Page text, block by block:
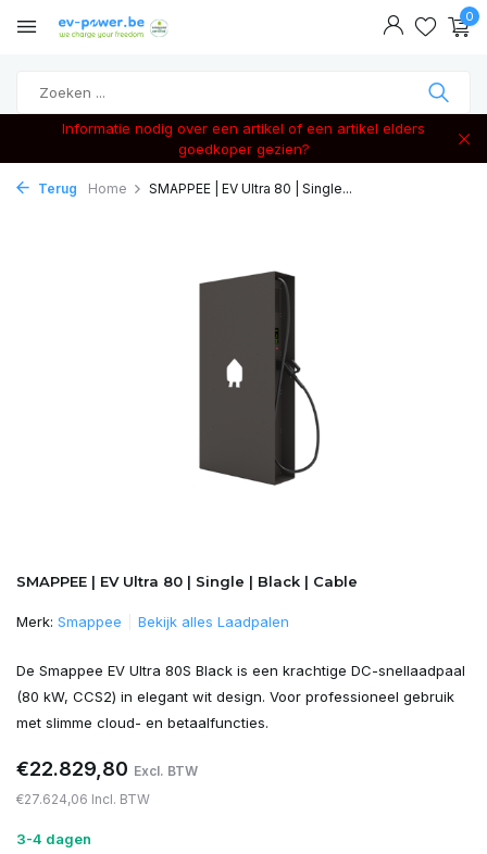
0
Informatie nodig over een artikel of een artikel elders
goedkoper gezien?
Terug Home SMAPPEE | EV Ultra 80 | Single...
SMAPPEE | EV Ultra 80 | Single | Black | Cable
Merk: Smappee Bekijk alles Laadpalen
De Smappee EV Ultra 80S Black is een krachtige DC-snellaadpaal
(80 kW, CCS2) in elegant wit design. Voor professioneel gebruik
met slimme cloud- en betaalfuncties.
€22.829,80 Excl. BTW
€27.624,06 Incl. BTW
3-4 dagen